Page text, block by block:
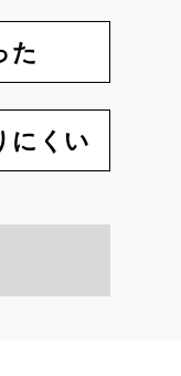
た
にくい